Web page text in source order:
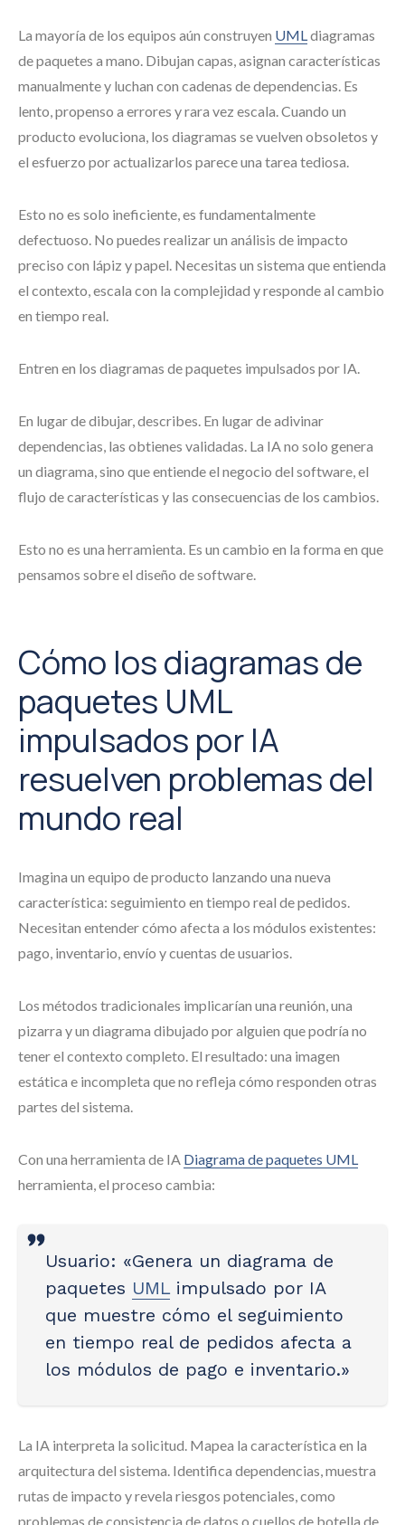
La mayoría de los equipos aún construyen UMLdiagramas
de paquetes a mano. Dibujan capas, asignan características
manualmente y luchan con cadenas de dependencias. Es
lento, propenso a errores y rara vez escala. Cuando un
producto evoluciona, los diagramas se vuelven obsoletos y
el esfuerzo por actualizarlos parece una tarea tediosa.
Esto no es solo ineficiente, es fundamentalmente
defectuoso. No puedes realizar un análisis de impacto
preciso con lápiz y papel. Necesitas un sistema que entienda
el contexto, escala con la complejidad y responde al cambio
en tiempo real.
Entren en los diagramas de paquetes impulsados por IA.
En lugar de dibujar, describes. En lugar de adivinar
dependencias, las obtienes validadas. La IA no solo genera
un diagrama, sino que entiende el negocio del software, el
flujo de características y las consecuencias de los cambios.
Esto no es una herramienta. Es un cambio en la forma en que
pensamos sobre el diseño de software.
Cómo los diagramas de
paquetes UML
impulsados por IA
resuelven problemas del
mundo real
Imagina un equipo de producto lanzando una nueva
característica: seguimiento en tiempo real de pedidos.
Necesitan entender cómo afecta a los módulos existentes:
pago, inventario, envío y cuentas de usuarios.
Los métodos tradicionales implicarían una reunión, una
pizarra y un diagrama dibujado por alguien que podría no
tener el contexto completo. El resultado: una imagen
estática e incompleta que no refleja cómo responden otras
partes del sistema.
Con una herramienta de IA Diagrama de paquetes UML
herramienta, el proceso cambia:
Usuario: «Genera un diagrama de
paquetes UMLimpulsado por IA
que muestre cómo el seguimiento
en tiempo real de pedidos afecta a
los módulos de pago e inventario.»
La IA interpreta la solicitud. Mapea la característica en la
arquitectura del sistema. Identifica dependencias, muestra
rutas de impacto y revela riesgos potenciales, como
problemas de consistencia de datos o cuellos de botella de